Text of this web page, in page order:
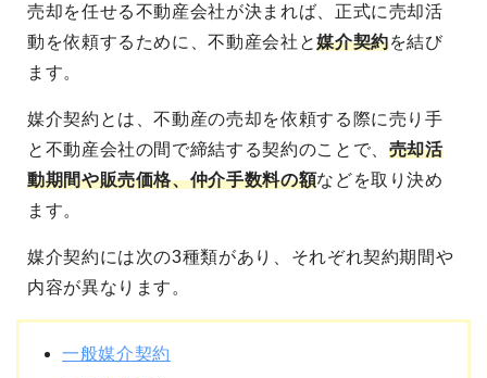
売却を任せる不動産会社が決まれば、正式に売却活
動を依頼するために、不動産会社と媒介契約を結び
ます。
媒介契約とは、不動産の売却を依頼する際に売り手
と不動産会社の間で締結する契約のことで、 売却活
動期間や販売価格、仲介手数料の額などを取り決め
ます。
媒介契約には次の3種類があり、それぞれ契約期間や
内容が異なります。
一般媒介契約